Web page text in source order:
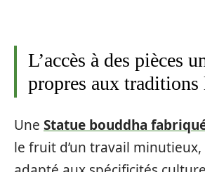
L’accès à des pièces
propres aux traditions
Une Statue bouddha
le fruit d’un travail